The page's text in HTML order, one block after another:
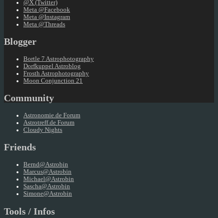
@X (Twitter)
Meta @Facebook
Meta @Instagram
Meta @Threads
Blogger
Bortle 7 Astrophotography
Dorfkuppel Astroblog
Frosth Astrophotography
Moon Conjunction 21
Community
Astronomie.de Forum
Astrotreff.de Forum
Cloudy Nights
Friends
Bernd@Astrobin
Marcus@Astrobin
Michael@Astrobin
Sascha@Astrobin
Simone@Astrobin
Tools / Infos